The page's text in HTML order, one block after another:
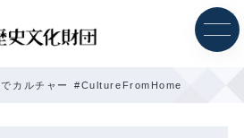
でカルチャー #CultureFromHome